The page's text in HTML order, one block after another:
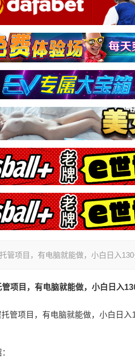
管项目，有电脑就能做，小白日入
项目，有电脑就能做，小白日入